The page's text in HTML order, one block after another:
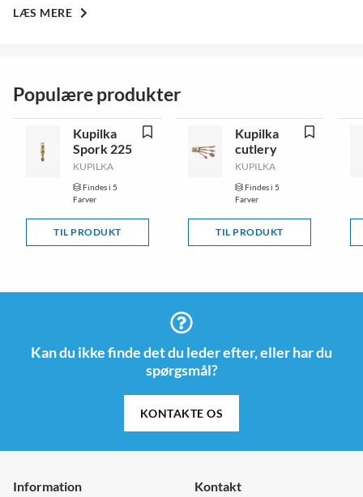
LÆS MERE
Populære produkter
Kupilka
Spork 225
KUPILKA
Findes i 5
Farver
TIL PRODUKT
Kupilka
cutlery
KUPILKA
Findes i 5
Farver
TIL PRODUKT
Kan du ikke finde det du leder efter, eller har du
spørgsmål?
KONTAKTE OS
Information
Kontakt